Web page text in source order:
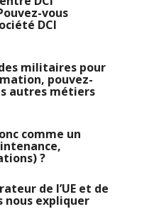
vous
DCI
militaires pour
pouvez-
autres métiers
comme un
?
de l’UE et de
nous expliquer